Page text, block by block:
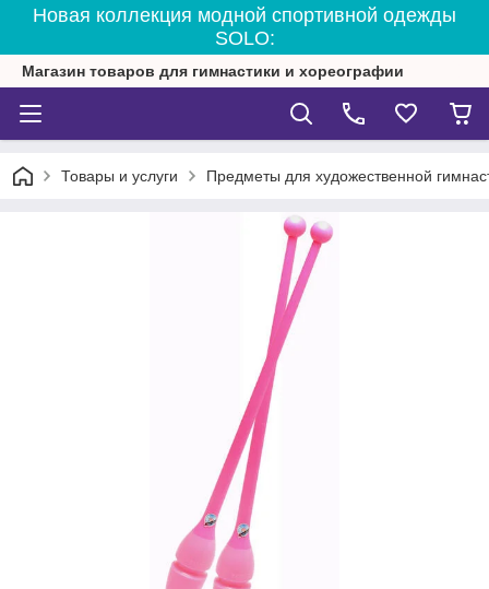
Новая коллекция модной спортивной одежды
SOLO:
Магазин товаров для гимнастики и хореографии
Товары и услуги Предметы для художественной